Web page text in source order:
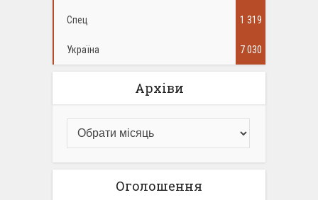
Спец 1 319
Україна 7 030
Архіви
Оголошення